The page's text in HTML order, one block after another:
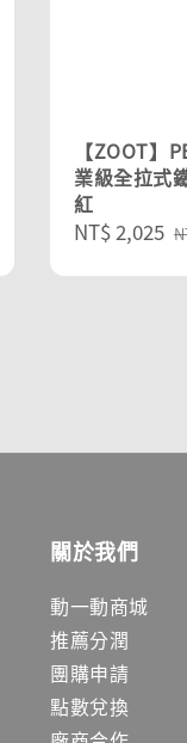
【ZOOT】
業級全拉式
紅
Sale
NT$ 2,025
關於我們
動一動商城
推薦分潤
團購申請
點數兌換